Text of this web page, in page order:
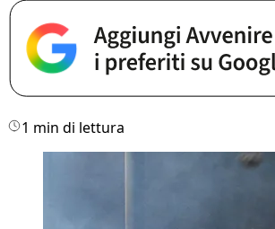
1 min di lettura